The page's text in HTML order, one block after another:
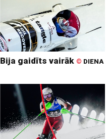
Bija gaidīts vairāk © DIENA